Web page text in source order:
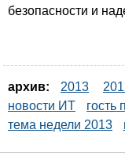
безопасности и
архив: 2013
новости ИТ
гость
тема недели 2013